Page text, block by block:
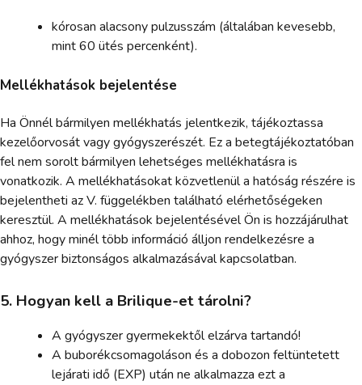
kórosan alacsony pulzusszám (általában kevesebb,
mint 60 ütés percenként).
Mellékhatások bejelentése
Ha Önnél bármilyen mellékhatás jelentkezik, tájékoztassa
kezelőorvosát vagy gyógyszerészét. Ez a betegtájékoztatóban
fel nem sorolt bármilyen lehetséges mellékhatásra is
vonatkozik. A mellékhatásokat közvetlenül a hatóság részére is
bejelentheti az V. függelékben található elérhetőségeken
keresztül. A mellékhatások bejelentésével Ön is hozzájárulhat
ahhoz, hogy minél több információ álljon rendelkezésre a
gyógyszer biztonságos alkalmazásával kapcsolatban.
5. Hogyan kell a Brilique-et tárolni?
A gyógyszer gyermekektől elzárva tartandó!
A buborékcsomagoláson és a dobozon feltüntetett
lejárati idő (EXP) után ne alkalmazza ezt a